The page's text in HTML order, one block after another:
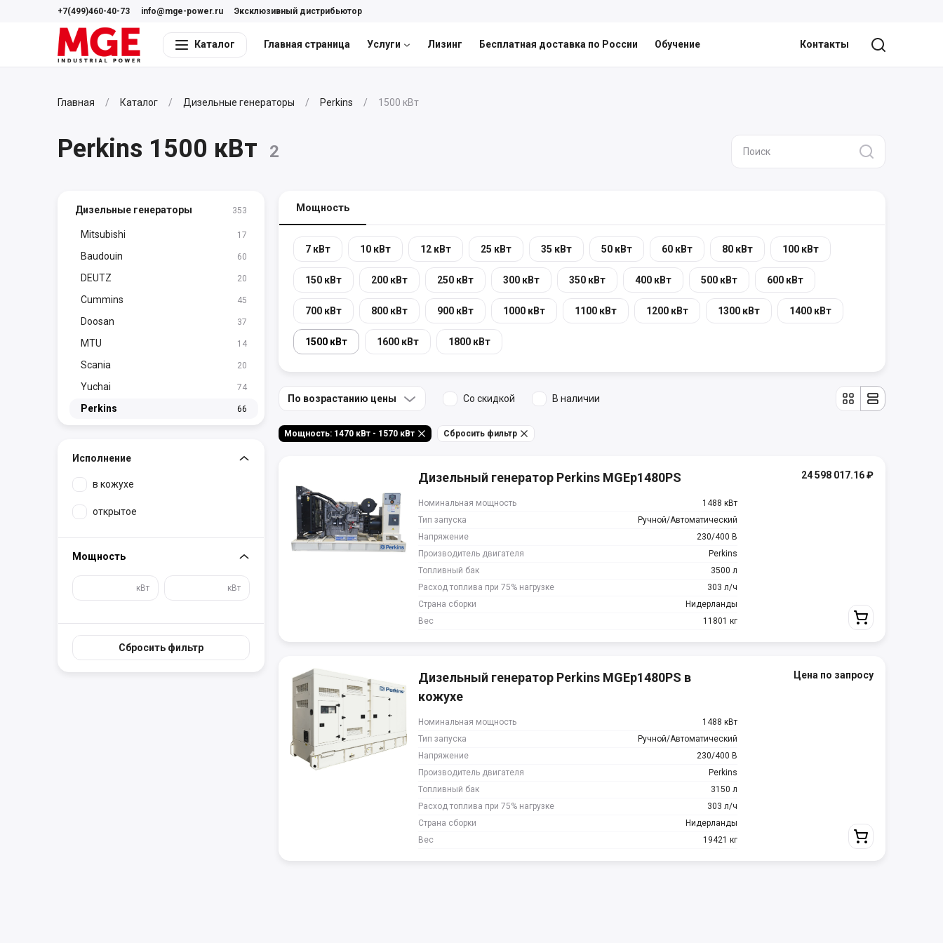
+7(499)460-40-73 info@mge-power.ru Эксклюзивный дистрибьютор
Каталог Главная страница Услуги Лизинг Бесплатная доставка по России Обучение Контакты
Главная Каталог Дизельные генераторы Perkins 1500 кВт
Perkins 1500 кВт 2
Дизельные генераторы 353
Mitsubishi 17
Baudouin 60
DEUTZ 20
Cummins 45
Doosan 37
MTU 14
Scania 20
Yuchai 74
Perkins 66
Исполнение
в кожухе
открытое
Мощность
кВт кВт
Сбросить фильтр
Мощность
7 кВт 10 кВт 12 кВт 25 кВт 35 кВт 50 кВт 60 кВт 80 кВт 100 кВт
150 кВт 200 кВт 250 кВт 300 кВт 350 кВт 400 кВт 500 кВт 600 кВт
700 кВт 800 кВт 900 кВт 1000 кВт 1100 кВт 1200 кВт 1300 кВт 1400 кВт
1500 кВт 1600 кВт 1800 кВт
По возрастанию цены Со скидкой В наличии
Мощность: 1470 кВт - 1570 кВт Сбросить фильтр
Дизельный генератор Perkins MGEp1480PS
Номинальная мощность
1488 кВт
Тип запуска
Ручной/Автоматический
Напряжение
230/400 В
Производитель двигателя
Perkins
Топливный бак
3500 л
Расход топлива при 75% нагрузке
303 л/ч
Страна сборки
Нидерланды
Вес
11801 кг
24 598 017.16₽
Дизельный генератор Perkins MGEp1480PS в
кожухе
Номинальная мощность
1488 кВт
Тип запуска
Ручной/Автоматический
Напряжение
230/400 В
Производитель двигателя
Perkins
Топливный бак
3150 л
Расход топлива при 75% нагрузке
303 л/ч
Страна сборки
Нидерланды
Вес
19421 кг
Цена по запросу